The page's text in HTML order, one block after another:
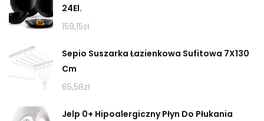
24El.
159,15zł
Sepio Suszarka Łazienkowa Sufitowa 7X130
Cm
65,58zł
Jelp 0+ Hipoalergiczny Płyn Do Płukania